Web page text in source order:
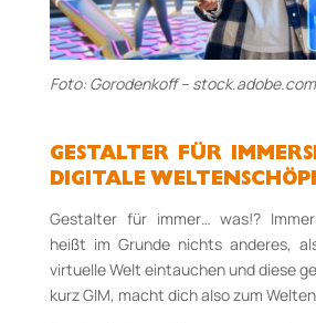
Foto: Gorodenkoff – stock.adobe.com
GESTALTER FÜR
DIGITALE
Gestalter für immer… was!?
heißt im Grunde nichts anderes,
virtuelle Welt eintauchen und diese
kurz GIM, macht dich also zum